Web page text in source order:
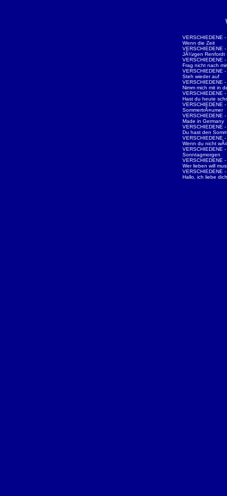
VERSCHIEDENE
Wenn die Zeit
VERSCHIEDENE
JÃ¼rgen Renfordt
VERSCHIEDENE
Frag nicht nach mir
VERSCHIEDENE
Steh wieder auf
VERSCHIEDENE
Nimm mich mit in
VERSCHIEDENE
Hast du heute
VERSCHIEDENE
SommertrÃ¤umer
VERSCHIEDENE
Made in Germany
VERSCHIEDENE
Du hast den
VERSCHIEDENE
Wenn du nicht
VERSCHIEDENE
Sonntagmorgen
VERSCHIEDENE
Wer lieben will
VERSCHIEDENE
Hallo, ich liebe dich